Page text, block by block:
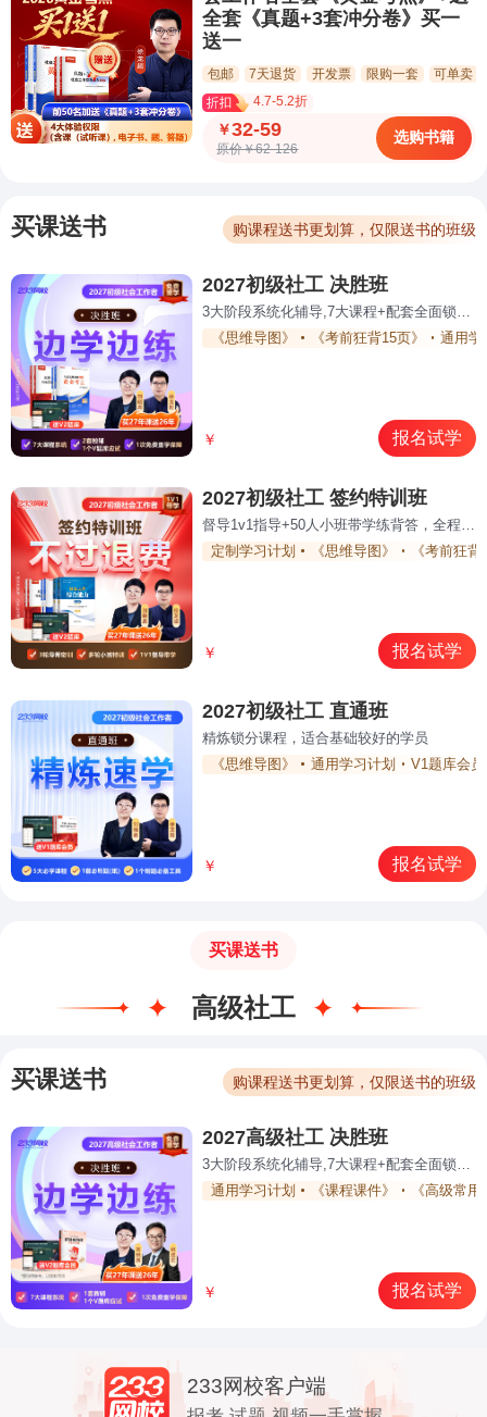
全套《真题+3套冲分卷》买一
送一
包邮 7天退货 开发票 限购一套
可单卖
4.7-5.2折
￥32-59
原价￥62-126
选购书籍
买课送书 购课程送书更划算，仅限送书的班级
2027初级社工 决胜班
3大阶段系统化辅导,7大课程+配套全面锁分过关
《思维导图》
《考前狂背15页》 通用学
￥ 报名试学
2027初级社工 签约特训班
定制学习计划
《思维导图》 《考前狂
￥ 报名试学
2027初级社工 直通班
精炼锁分课程，适合基础较好的学员
《思维导图》
通用学习计划 V1题库会员
￥ 报名试学
买课送书
高级社工
买课送书 购课程送书更划算，仅限送书的班级
2027高级社工 决胜班
3大阶段系统化辅导,7大课程+配套全面锁分过关
通用学习计划
《课程课件》 《高级常
￥ 报名试学
233网校客户端